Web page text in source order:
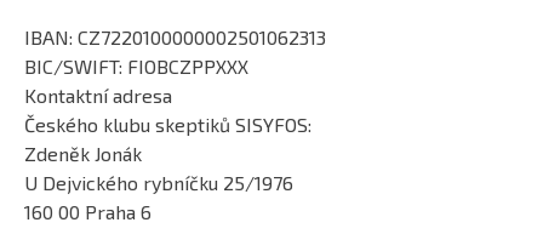
IBAN: CZ7220100000002501062313
BIC/SWIFT: FIOBCZPPXXX
Kontaktní adresa
Českého klubu skeptiků SISYFOS:
Zdeněk Jonák
U Dejvického rybníčku 25/1976
160 00 Praha 6